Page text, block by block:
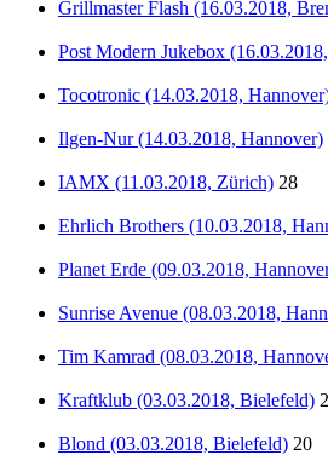
Grillmaster Flash (16.03.2018,
Post Modern Jukebox
Tocotronic (14.03.2018,
Ilgen-Nur (14.03.2018, Hannover)
IAMX (11.03.2018, Zürich) 28
Ehrlich Brothers (10.03.2018,
Planet Erde (09.03.2018,
Sunrise Avenue (08.03.2018,
Tim Kamrad (08.03.2018,
Kraftklub (03.03.2018, Bielefeld)
Blond (03.03.2018, Bielefeld) 20